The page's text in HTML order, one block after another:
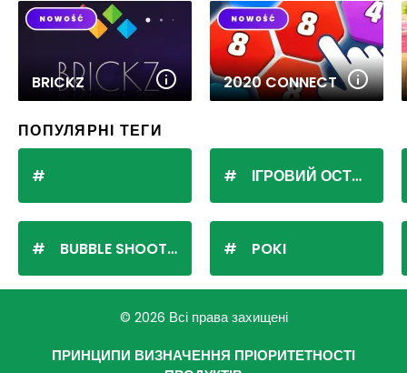
BRICKZ 2020 CONNECT
ПОПУЛЯРНІ ТЕГИ
BUBBLE SHOOTER
ІГРОВИЙ ОСТРІВ
POKI
© 2026 Всі права захищені
ПРИНЦИПИ ВИЗНАЧЕННЯ ПРІОРИТЕТНОСТІ